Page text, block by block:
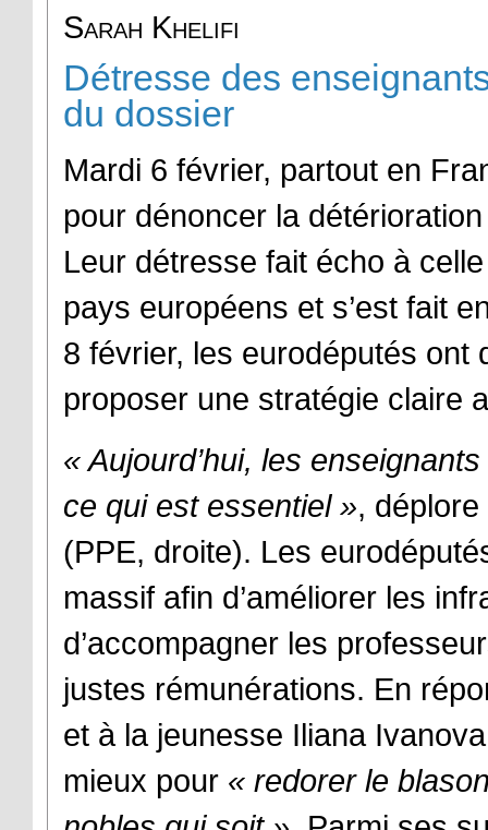
Sarah Khelifi
Détresse des
du dossier
Mardi 6 février, partout en
pour dénoncer la
Leur détresse fait écho à
pays européens et s’est fait
8 février, les eurodéputés ont
proposer une stratégie claire
« Aujourd’hui, les
ce qui est essentiel », déplore
(PPE, droite). Les
massif afin d’améliorer les
d’accompagner les
justes rémunérations. En
et à la jeunesse Iliana
mieux pour « redorer le